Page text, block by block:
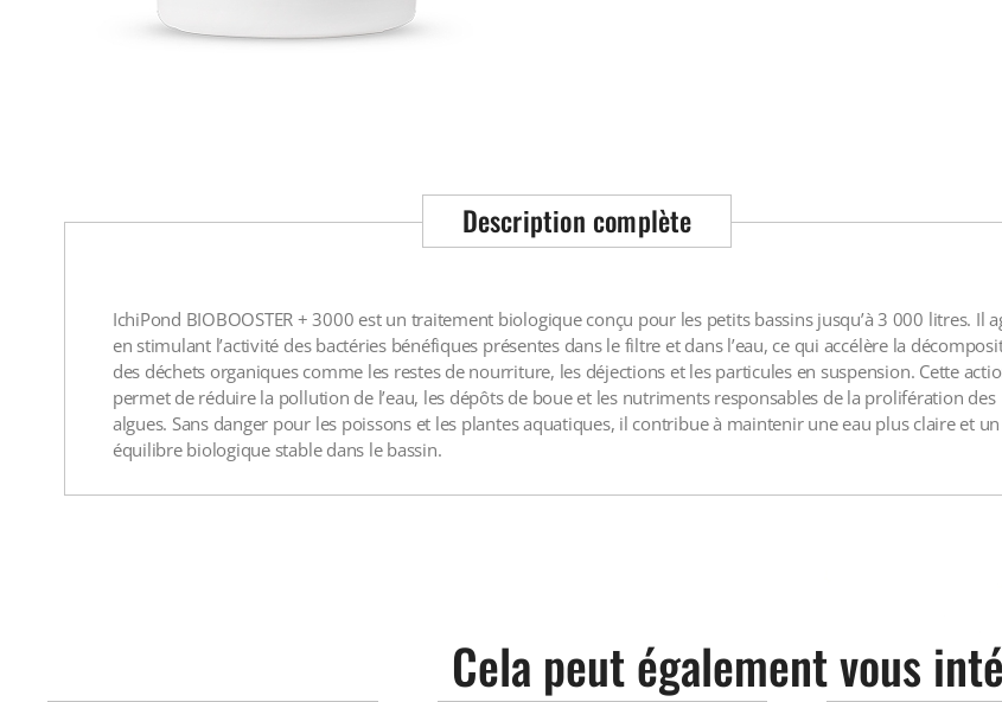
Description complète
IchiPond BIOBOOSTER + 3000 est un traitement biologique conçu pour les petits bassins jusqu’à 3 000 litres. Il
en stimulant l’activité des bactéries bénéfiques présentes dans le filtre et dans l’eau, ce qui accélère la
des déchets organiques comme les restes de nourriture, les déjections et les particules en suspension. Cette
permet de réduire la pollution de l’eau, les dépôts de boue et les nutriments responsables de la prolifération des
algues. Sans danger pour les poissons et les plantes aquatiques, il contribue à maintenir une eau plus claire et un
équilibre biologique stable dans le bassin.
Cela peut également vous